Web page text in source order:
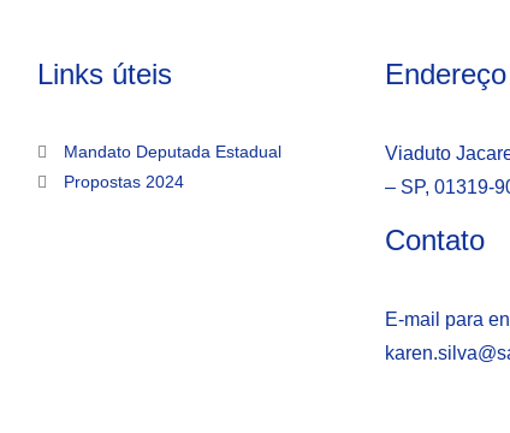
Links úteis
Mandato Deputada Estadual
Propostas 2024
Endereço
Viaduto
– SP, 01319-
Contato
E-mail para